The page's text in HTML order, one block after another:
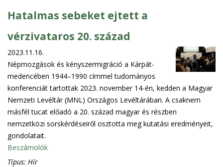
Hatalmas sebeket ejtett a
vérzivataros 20. század
2023.11.16.
Népmozgások és kényszermigráció a Kárpát-
medencében 1944–1990 címmel tudományos
konferenciát tartottak 2023. november 14-én, kedden a Magyar
Nemzeti Levéltár (MNL) Országos Levéltárában. A csaknem
másfél tucat előadó a 20. század magyar és részben
nemzetközi sorskérdéseiről osztotta meg kutatási eredményeit,
gondolatait.
Beszámolók
Típus: Hír